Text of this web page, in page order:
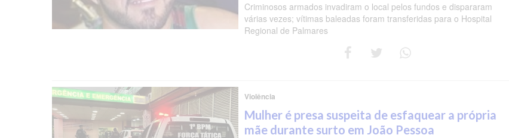
Criminosos armados invadiram o local pelos fundos e dispararam
várias vezes; vítimas baleadas foram transferidas para o Hospital
Regional de Palmares
Violência
Mulher é presa suspeita de esfaquear a própria
mãe durante surto em João Pessoa